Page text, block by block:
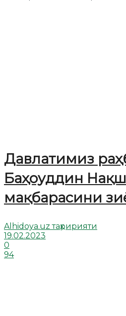
Давлатимиз
Баҳоуддин
мақбарасини
Alhidoya.uz таҳририяти
19.02.2023
0
94